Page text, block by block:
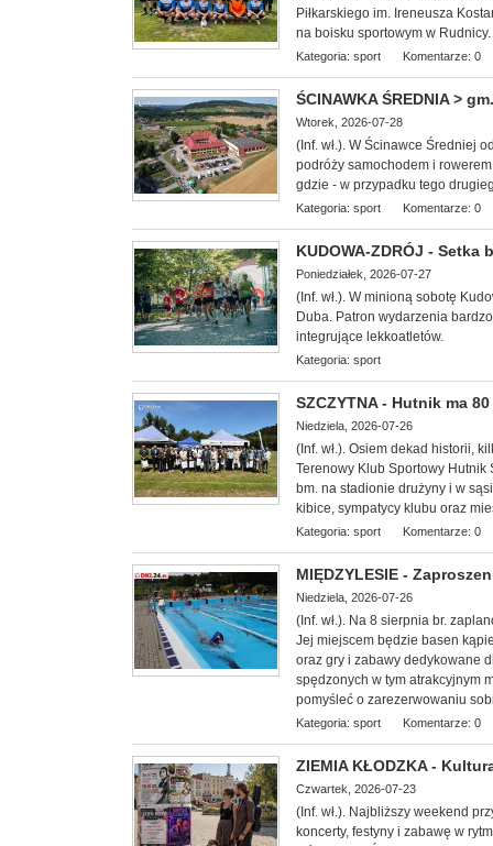
Piłkarskiego im. Ireneusza
na boisku sportowym w Rudnicy.
Kategoria: sport Komentarze: 0
ŚCINAWKA ŚREDNIA >
Wtorek, 2026-07-28
(Inf. wł.). W Ścinawce Średniej
podróży samochodem i
gdzie - w przypadku tego
Kategoria: sport Komentarze: 0
KUDOWA-ZDRÓJ -
Poniedziałek, 2026-07-27
(Inf. wł.). W minioną sobotę
Duba. Patron wydarzenia
integrujące lekkoatletów.
Kategoria: sport
SZCZYTNA - Hutnik ma
Niedziela, 2026-07-26
(Inf. wł.). Osiem dekad historii,
Terenowy Klub Sportowy Hutnik
bm. na stadionie drużyny i w
kibice, sympatycy klubu oraz
Kategoria: sport Komentarze: 0
MIĘDZYLESIE -
Niedziela, 2026-07-26
(Inf. wł.). Na 8 sierpnia br.
Jej miejscem będzie basen
oraz gry i zabawy dedykowane
spędzonych w tym atrakcyjnym
pomyśleć o zarezerwowaniu
Kategoria: sport Komentarze: 0
ZIEMIA KŁODZKA -
Czwartek, 2026-07-23
(Inf. wł.). Najbliższy weekend
koncerty, festyny i zabawę w